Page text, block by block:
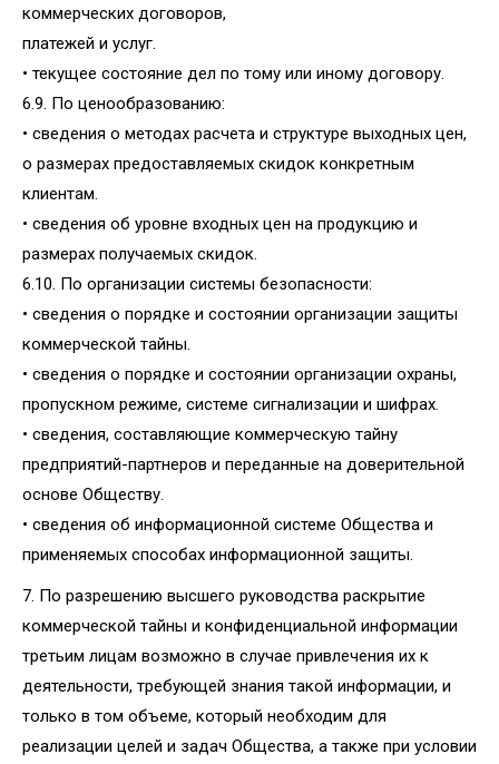
коммерческих договоров,
платежей и услуг.
• текущее состояние дел по тому или иному договору.
6.9. По ценообразованию:
• сведения о методах расчета и структуре выходных цен,
о размерах предоставляемых скидок конкретным
клиентам.
• сведения об уровне входных цен на продукцию и
размерах получаемых скидок.
6.10. По организации системы безопасности:
• сведения о порядке и состоянии организации защиты
коммерческой тайны.
• сведения о порядке и состоянии организации охраны,
пропускном режиме, системе сигнализации и шифрах.
• сведения, составляющие коммерческую тайну
предприятий-партнеров и переданные на доверительной
основе Обществу.
• сведения об информационной системе Общества и
применяемых способах информационной защиты.
7. По разрешению высшего руководства раскрытие
коммерческой тайны и конфиденциальной информации
третьим лицам возможно в случае привлечения их к
деятельности, требующей знания такой информации, и
только в том объеме, который необходим для
реализации целей и задач Общества, а также при условии